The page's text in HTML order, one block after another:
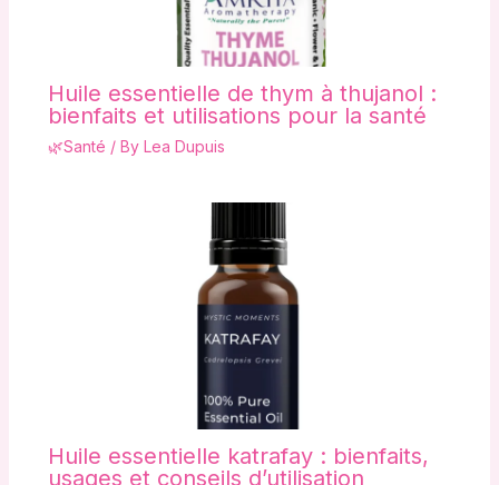
Huile essentielle de thym à thujanol :
bienfaits et utilisations pour la santé
🌿Santé / By Lea Dupuis
Huile essentielle katrafay : bienfaits,
usages et conseils d’utilisation